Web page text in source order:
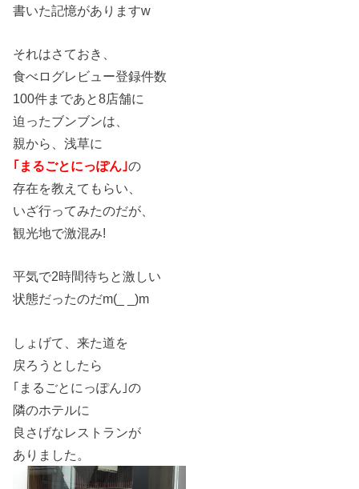
書いた記憶がありますw
それはさておき、
食べログレビュー登録件数
100件まであと8店舗に
迫ったブンブンは、
親から、浅草に
｢まるごとにっぽん｣の
存在を教えてもらい、
いざ行ってみたのだが、
観光地で激混み!
平気で2時間待ちと激しい
状態だったのだm(_ _)m
しょげて、来た道を
戻ろうとしたら
｢まるごとにっぽん｣の
隣のホテルに
良さげなレストランが
ありました。